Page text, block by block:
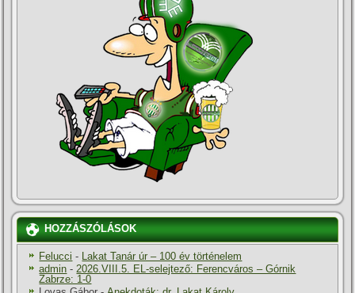
HOZZÁSZÓLÁSOK
Felucci -
Lakat Tanár úr – 100 év történelem
admin - 2026.VIII.5. EL-selejtező: Ferencváros – Górnik
Zabrze: 1-0